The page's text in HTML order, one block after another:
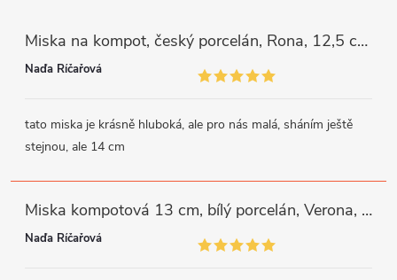
Miska na kompot, český porcelán, Rona, 12,5 cm, bílý, G. Benedikt
Naďa Říčařová
tato miska je krásně hluboká, ale pro nás malá, sháním ještě
stejnou, ale 14 cm
Miska kompotová 13 cm, bílý porcelán, Verona, G. Benedikt
Naďa Říčařová